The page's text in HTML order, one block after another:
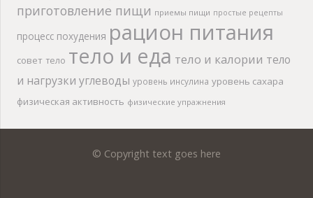
приготовление пищи приемы пищи простые рецепты
процесс похудения рацион питания
совет тело тело и еда тело и калории тело
и нагрузки углеводы уровень инсулина уровень сахара
физическая активность физические упражнения
© Copyright text goes here